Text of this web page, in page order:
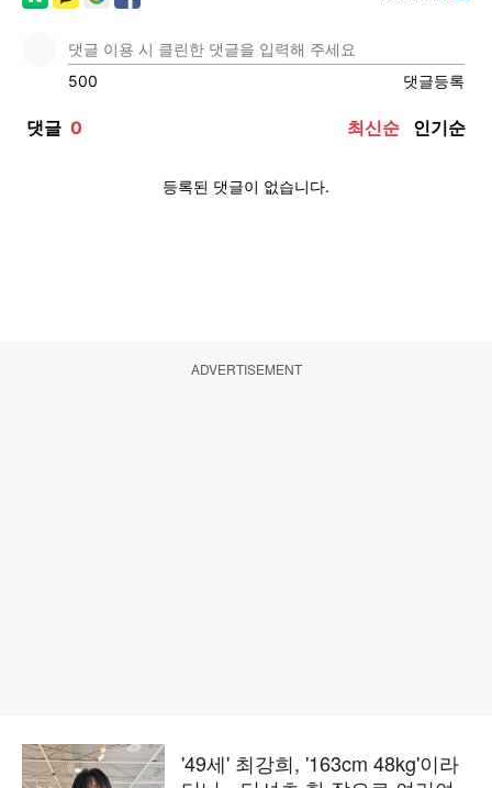
ADVERTISEMENT
'49세' 최강희, '163cm 48kg'이라